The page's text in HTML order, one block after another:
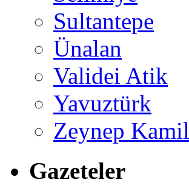
Sultantepe
Ünalan
Validei Atik
Yavuztürk
Zeynep Kamil
Gazeteler